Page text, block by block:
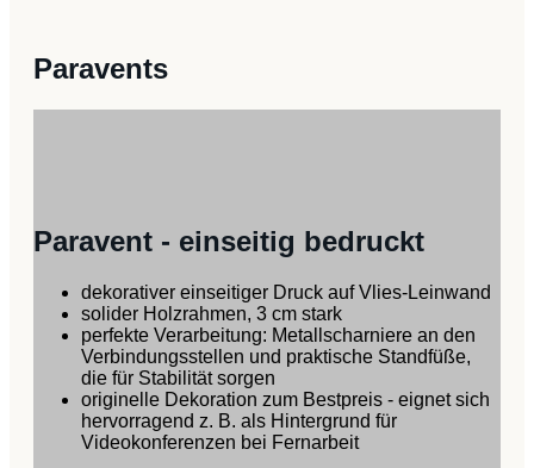
Paravents
Paravent - einseitig bedruckt
dekorativer einseitiger Druck auf Vlies-Leinwand
solider Holzrahmen, 3 cm stark
perfekte Verarbeitung: Metallscharniere an den
Verbindungsstellen und praktische Standfüße,
die für Stabilität sorgen
originelle Dekoration zum Bestpreis - eignet sich
hervorragend z. B. als Hintergrund für
Videokonferenzen bei Fernarbeit